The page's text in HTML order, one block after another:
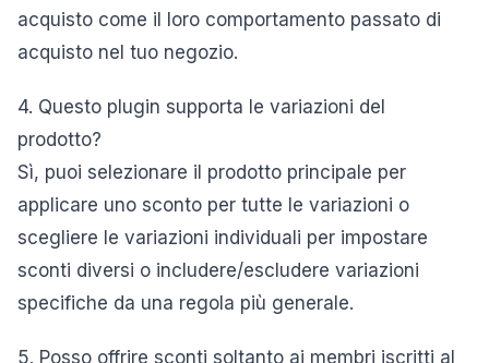
acquisto come il loro comportamento passato di
acquisto nel tuo negozio.
4. Questo plugin supporta le variazioni del
prodotto?
Sì, puoi selezionare il prodotto principale per
applicare uno sconto per tutte le variazioni o
scegliere le variazioni individuali per impostare
sconti diversi o includere/escludere variazioni
specifiche da una regola più generale.
5. Posso offrire sconti soltanto ai membri iscritti al